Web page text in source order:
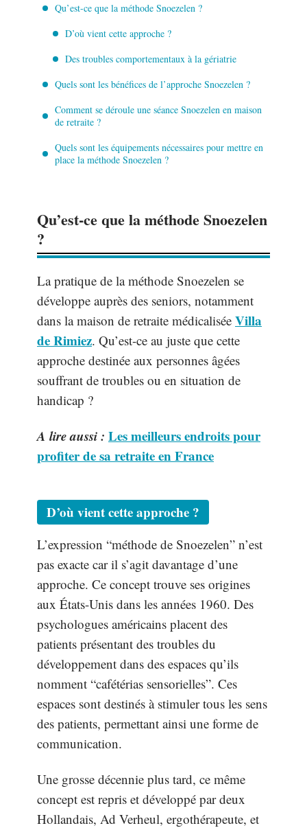
Qu’est-ce que la méthode Snoezelen ?
D’où vient cette approche ?
Des troubles comportementaux à la gériatrie
Quels sont les bénéfices de l’approche Snoezelen ?
Comment se déroule une séance Snoezelen en maison
de retraite ?
Quels sont les équipements nécessaires pour mettre en
place la méthode Snoezelen ?
Qu’est-ce que la méthode Snoezelen
?
La pratique de la méthode Snoezelen se
développe auprès des seniors, notamment
dans la maison de retraite médicalisée Villa
de Rimiez. Qu’est-ce au juste que cette
approche destinée aux personnes âgées
souffrant de troubles ou en situation de
handicap ?
A lire aussi : Les meilleurs endroits pour
profiter de sa retraite en France
D’où vient cette approche ?
L’expression “méthode de Snoezelen” n’est
pas exacte car il s’agit davantage d’une
approche. Ce concept trouve ses origines
aux États-Unis dans les années 1960. Des
psychologues américains placent des
patients présentant des troubles du
développement dans des espaces qu’ils
nomment “cafétérias sensorielles”. Ces
espaces sont destinés à stimuler tous les sens
des patients, permettant ainsi une forme de
communication.
Une grosse décennie plus tard, ce même
concept est repris et développé par deux
Hollandais, Ad Verheul, ergothérapeute, et